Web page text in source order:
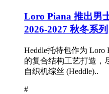
Loro Piana 推出男
2026-2027 秋冬系列
Heddle托特包作为 Loro
的复合结构工艺打造，
自织机综丝 (Heddle)..
#